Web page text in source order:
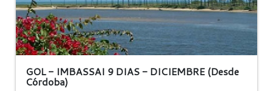
GOL - IMBASSAI 9 DIAS - DICIEMBRE (Desde
Córdoba)